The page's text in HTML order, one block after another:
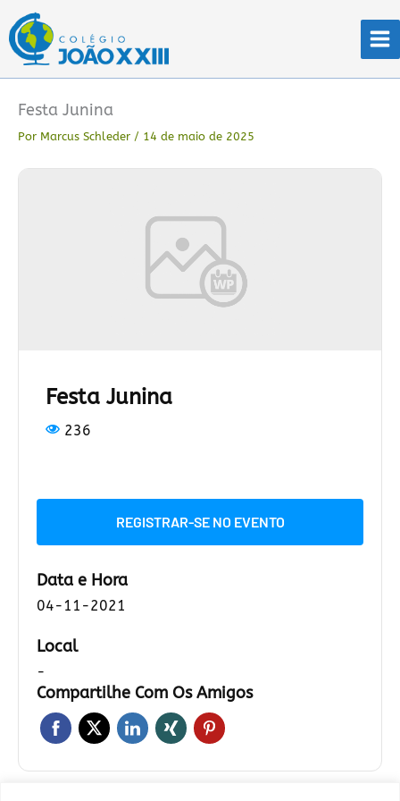
para
conteúdo
Festa Junina
Por Marcus Schleder / 14 de maio de 2025
Festa Junina
236
REGISTRAR-SE NO EVENTO
Data e Hora
04-11-2021
Local
-
Compartilhe Com Os Amigos